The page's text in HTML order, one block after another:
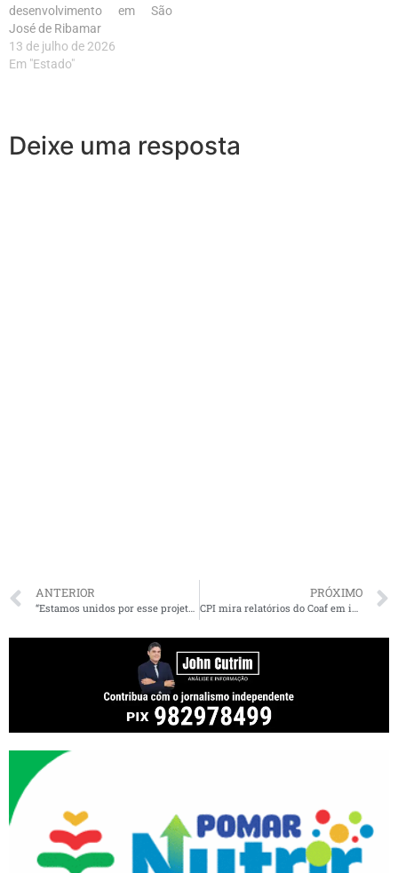
desenvolvimento em São
José de Ribamar
13 de julho de 2026
Em "Estado"
Deixe uma resposta
ANTERIOR PRÓXIMO